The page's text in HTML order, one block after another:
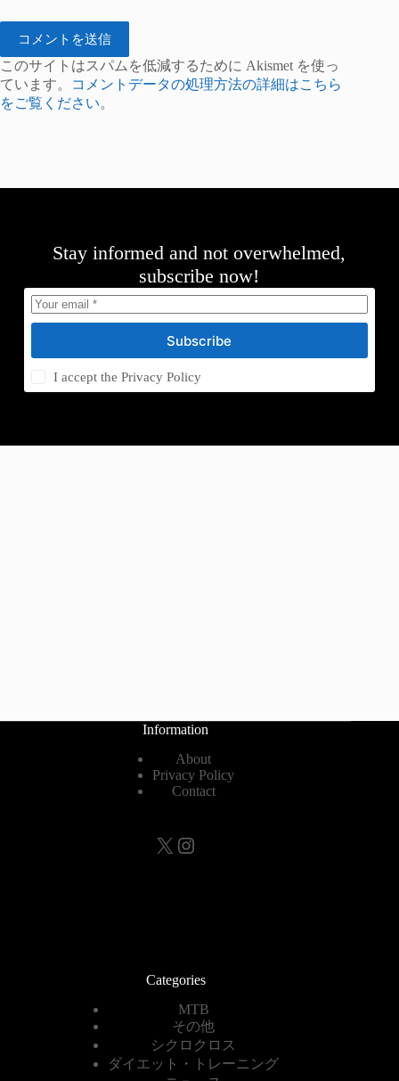
コメントを送信
このサイトはスパムを低減するために Akismet を使っ
ています。
コメントデータの処理方法の詳細はこちら
をご覧ください。
Stay informed and not overwhelmed,
subscribe now!
Subscribe
I accept thePrivacy Policy
Information
About
Privacy Policy
Contact
X Instagram
Categories
MTB
その他
シクロクロス
ダイエット・トレーニング